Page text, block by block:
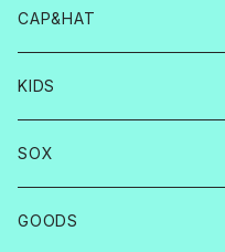
CAP&HAT
KIDS
SOX
GOODS